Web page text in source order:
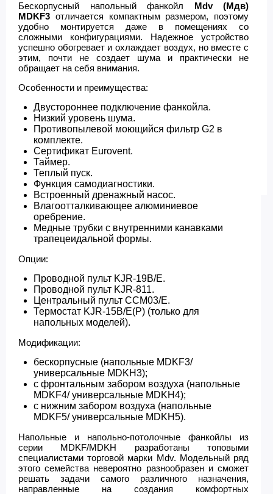
Бескорпусный напольный фанкойл Mdv (Мдв)
MDKF3 отличается компактным размером, поэтому
удобно монтируется даже в помещениях со
сложными конфигурациями. Надежное устройство
успешно обогревает и охлаждает воздух, но вместе с
этим, почти не создает шума и практически не
обращает на себя внимания.
Особенности и преимущества:
Двустороннее подключение фанкойла.
Низкий уровень шума.
Противопылевой моющийся фильтр G2 в
комплекте.
Сертификат Eurovent.
Таймер.
Теплый пуск.
Функция самодиагностики.
Встроенный дренажный насос.
Влагоотталкивающее алюминиевое
оребрение.
Медные трубки с внутренними канавками
трапецеидальной формы.
Опции:
Проводной пульт KJR-19B/E.
Проводной пульт KJR-811.
Центральный пульт CCM03/E.
Термостат KJR-15B/E(P) (только для
напольных моделей).
Модификации:
бескорпусные (напольные MDKF3/
универсальные MDKH3);
с фронтальным забором воздуха (напольные
MDKF4/ универсальные MDKH4);
с нижним забором воздуха (напольные
MDKF5/ универсальные MDKH5).
Напольные и напольно-потолочные фанкойлы из
серии MDKF/MDKH разработаны топовыми
специалистами торговой марки Mdv. Модельный ряд
этого семейства невероятно разнообразен и сможет
решать задачи самого различного назначения,
направленные на создания комфортных